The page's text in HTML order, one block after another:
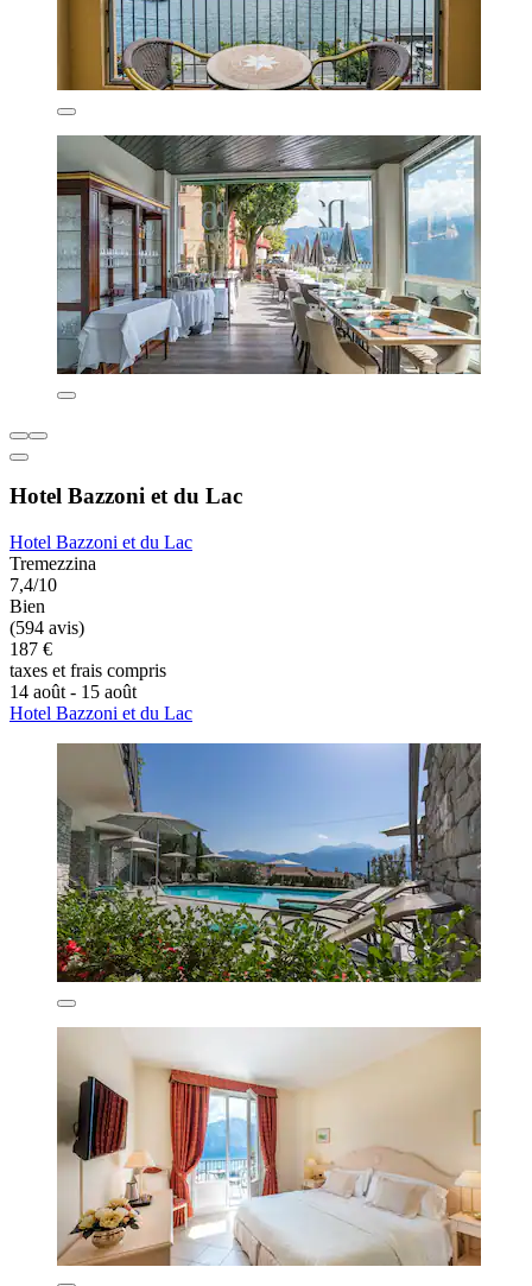
Hotel Bazzoni et du Lac
Hotel Bazzoni et du Lac
Tremezzina
7,4/10
Bien
(594 avis)
187 €
taxes et frais compris
14 août - 15 août
Hotel Bazzoni et du Lac